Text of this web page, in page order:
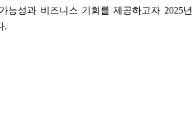
능성과 비즈니스 기회를 제공하고자 2025년
.